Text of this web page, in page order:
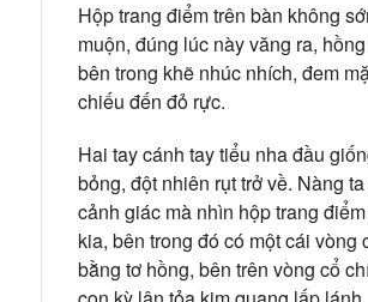
Hộp trang điểm trên bàn không
muộn, đúng lúc này văng ra,
bên trong khẽ nhúc nhích, đem
chiếu đến đỏ rực.
Hai tay cánh tay tiểu nha đầu
bỏng, đột nhiên rụt trở về. Nàng
cảnh giác mà nhìn hộp trang
kia, bên trong đó có một cái vòng
bằng tơ hồng, bên trên vòng cổ